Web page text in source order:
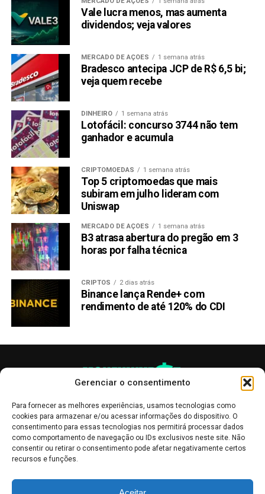
Gerenciar o consentimento
Para fornecer as melhores experiências, usamos tecnologias como
cookies para armazenar e/ou acessar informações do dispositivo. O
consentimento para essas tecnologias nos permitirá processar dados
como comportamento de navegação ou IDs exclusivos neste site. Não
consentir ou retirar o consentimento pode afetar negativamente certos
recursos e funções.
Vale lucra menos, mas aumenta
dividendos; veja valores
MERCADO DE AÇÕES 1 semana atrás
Bradesco antecipa JCP de R$ 6,5 bi;
veja quem recebe
DINHEIRO 1 semana atrás
Lotofácil: concurso 3744 não tem
ganhador e acumula
CRIPTOMOEDAS 1 semana atrás
Top 5 criptomoedas que mais
subiram em julho lideram com
Uniswap
MERCADO DE AÇÕES 1 semana atrás
B3 atrasa abertura do pregão em 3
horas por falha técnica
CRIPTOS 2 dias atrás
Binance lança Rende+ com
rendimento de até 120% do CDI